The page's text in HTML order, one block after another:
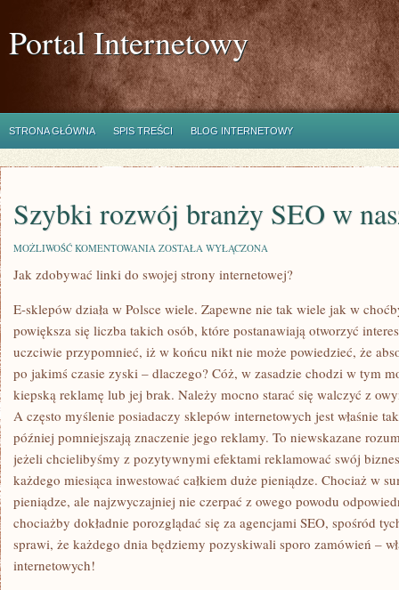
Portal Internetowy
STRONA GŁÓWNA SPIS TREŚCI BLOG INTERNETOWY
Szybki rozwój branży SEO w
MOŻLIWOŚĆ KOMENTOWANIA SZYBKI
BRANŻY
SEO
NASZYM
KRAJU
ZOSTAŁA WYŁĄCZONA
Jak zdobywać linki do swojej strony internetowej?
E-sklepów działa w Polsce wiele. Zapewne nie tak wiele jak w
powiększa się liczba takich osób, które postanawiają otworzyć
uczciwie przypomnieć, iż w końcu nikt nie może powiedzieć, że
po jakimś czasie zyski – dlaczego? Cóż, w zasadzie chodzi w tym
kiepską reklamę lub jej brak. Należy mocno starać się walczyć z
A często myślenie posiadaczy sklepów internetowych jest właśnie
później pomniejszają znaczenie jego reklamy. To niewskazane
jeżeli chcielibyśmy z pozytywnymi efektami reklamować swój
każdego miesiąca inwestować całkiem duże pieniądze. Chociaż w
pieniądze, ale najzwyczajniej nie czerpać z owego powodu
chociażby dokładnie porozglądać się za agencjami SEO, spośród
sprawi, że każdego dnia będziemy pozyskiwali sporo zamówień –
internetowych!